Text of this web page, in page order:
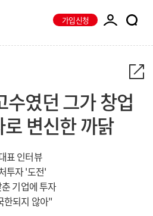
가입신청
수였던 그가 창업
변신한 까닭
표 인터뷰
투자 '도전'
기업에 투자
한되지 않아"